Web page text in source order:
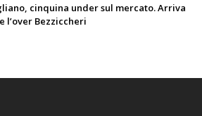
cinquina under sul mercato. Arriva
l’over Bezziccheri